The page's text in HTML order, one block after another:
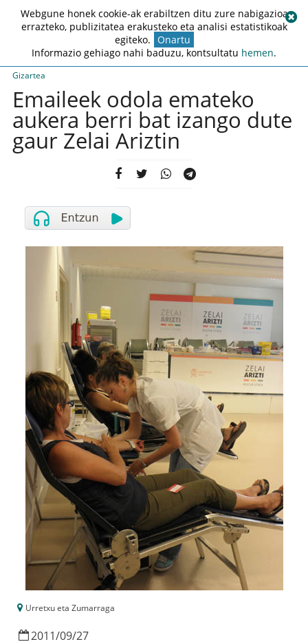
Gizartea
Emaileek odola emateko
aukera berri bat izango dute
gaur Zelai Ariztin
Urretxu eta Zumarraga
2011/09/27
Webgune honek cookie-ak erabiltzen ditu zure nabigazioa
errazteko, publizitatea erakusteko eta analisi estatistikoak
egiteko. Onartu
Informazio gehiago nahi baduzu, kontsultatu hemen.